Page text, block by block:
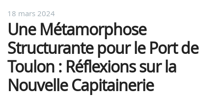
18 mars 2024
Une Métamorphose
Structurante pour le Port de
Toulon : Réflexions sur la
Nouvelle Capitainerie